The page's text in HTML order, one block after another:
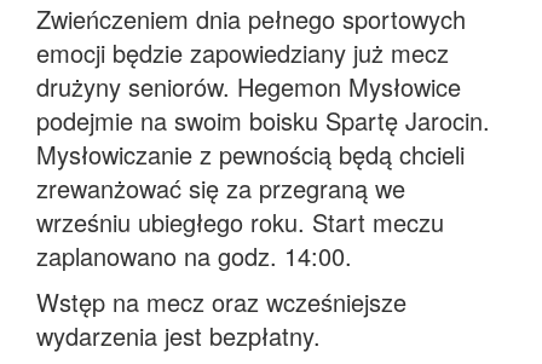
Zwieńczeniem dnia pełnego sportowych
emocji będzie zapowiedziany już mecz
drużyny seniorów. Hegemon Mysłowice
podejmie na swoim boisku Spartę Jarocin.
Mysłowiczanie z pewnością będą chcieli
zrewanżować się za przegraną we
wrześniu ubiegłego roku. Start meczu
zaplanowano na godz. 14:00.
Wstęp na mecz oraz wcześniejsze
wydarzenia jest bezpłatny.